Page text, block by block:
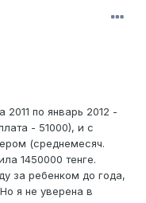
2011 по январь 2012 -
- 51000), и с
(среднемесяч.
1450000 тенге.
за ребенком до года,
я не уверена в